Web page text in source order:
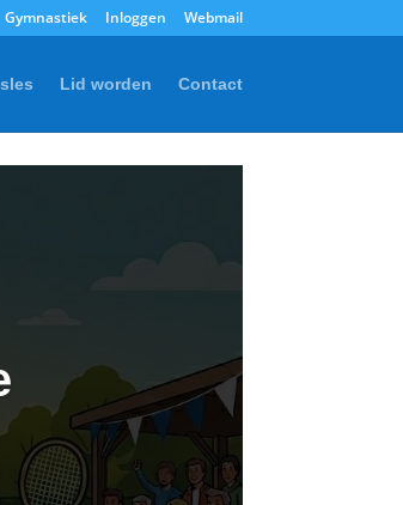
Gymnastiek Inloggen Webmail
Lid worden Contact